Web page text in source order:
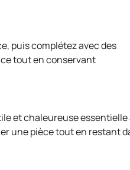
puis complétez avec des
tout en conservant
et chaleureuse essentielle
une pièce tout en restant